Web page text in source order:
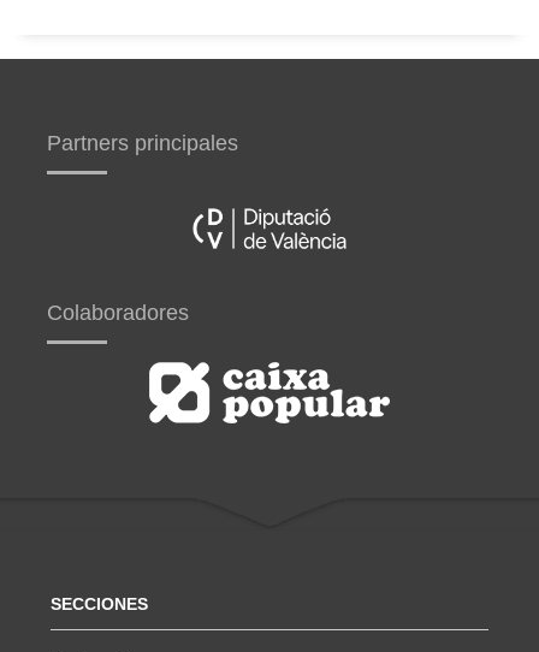
Partners principales
Colaboradores
SECCIONES